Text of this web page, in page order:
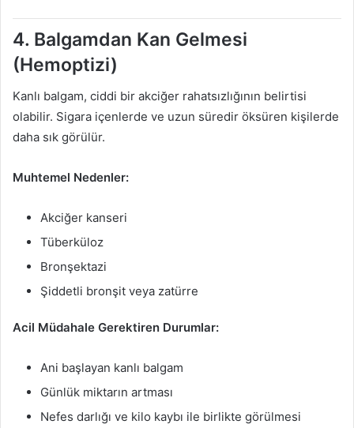
4. Balgamdan Kan Gelmesi
(Hemoptizi)
Kanlı balgam, ciddi bir akciğer rahatsızlığının belirtisi
olabilir. Sigara içenlerde ve uzun süredir öksüren kişilerde
daha sık görülür.
Muhtemel Nedenler:
Akciğer kanseri
Tüberküloz
Bronşektazi
Şiddetli bronşit veya zatürre
Acil Müdahale Gerektiren Durumlar:
Ani başlayan kanlı balgam
Günlük miktarın artması
Nefes darlığı ve kilo kaybı ile birlikte görülmesi